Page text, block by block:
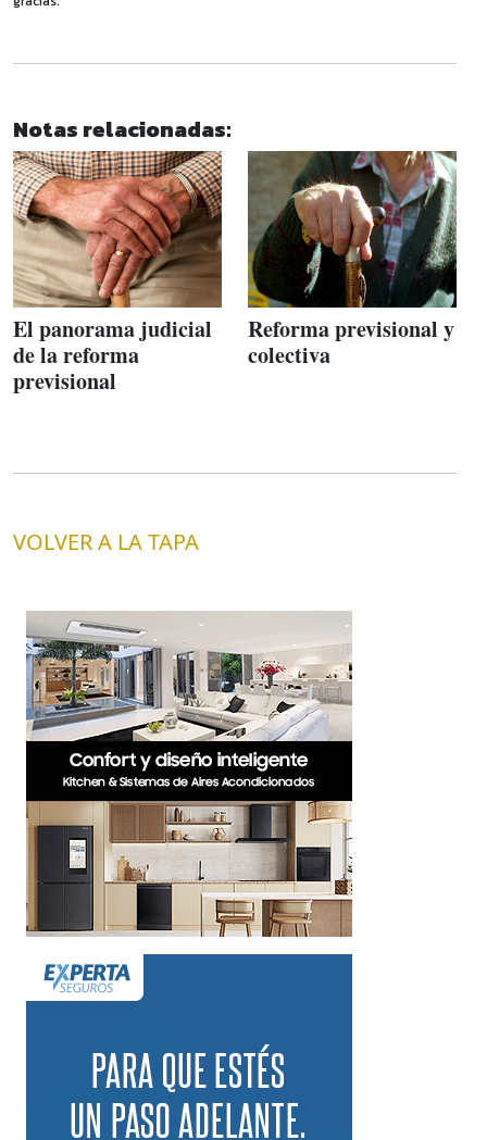
Notas relacionadas:
El panorama judicial
de la reforma
previsional
Reforma previsional y
colectiva
VOLVER A LA TAPA